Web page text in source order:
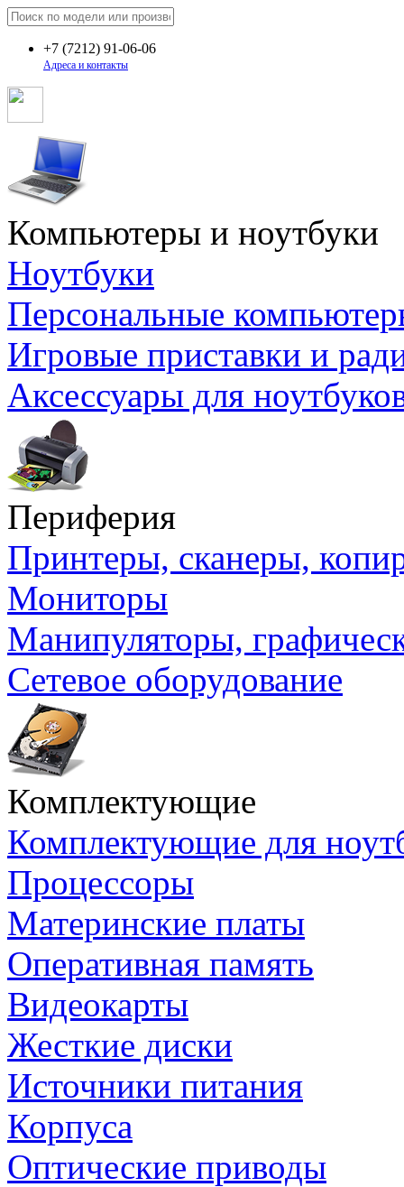
+7 (7212) 91-06-06
Адреса и контакты
Компьютеры и ноутбуки
Ноутбуки
Персональные
Игровые приставки и
Аксессуары для
Периферия
Принтеры, сканеры,
Мониторы
Манипуляторы,
Сетевое оборудование
Комплектующие
Комплектующие для
Процессоры
Материнские платы
Оперативная память
Видеокарты
Жесткие диски
Источники питания
Корпуса
Оптические приводы